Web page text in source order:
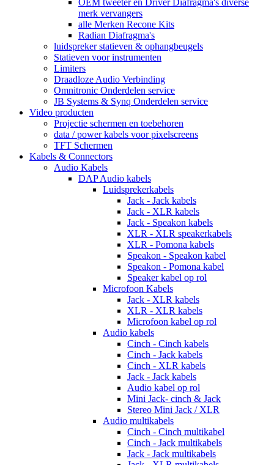
OEM tweeter en Driver Diafragma's diverse
merk vervangers
alle Merken Recone Kits
Radian Diafragma's
luidspreker statieven & ophangbeugels
Statieven voor instrumenten
Limiters
Draadloze Audio Verbinding
Omnitronic Onderdelen service
JB Systems & Synq Onderdelen service
Video producten
Projectie schermen en toebehoren
data / power kabels voor pixelscreens
TFT Schermen
Kabels & Connectors
Audio Kabels
DAP Audio kabels
Luidsprekerkabels
Jack - Jack kabels
Jack - XLR kabels
Jack - Speakon kabels
XLR - XLR speakerkabels
XLR - Pomona kabels
Speakon - Speakon kabel
Speakon - Pomona kabel
Speaker kabel op rol
Microfoon Kabels
Jack - XLR kabels
XLR - XLR kabels
Microfoon kabel op rol
Audio kabels
Cinch - Cinch kabels
Cinch - Jack kabels
Cinch - XLR kabels
Jack - Jack kabels
Audio kabel op rol
Mini Jack- cinch & Jack
Stereo Mini Jack / XLR
Audio multikabels
Cinch - Cinch multikabel
Cinch - Jack multikabels
Jack - Jack multikabels